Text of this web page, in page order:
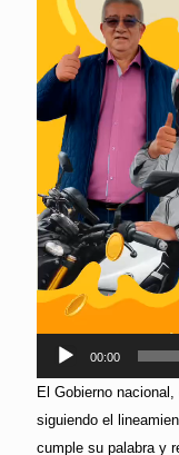
00:00
El Gobierno
siguiendo el
cumple su palabra y